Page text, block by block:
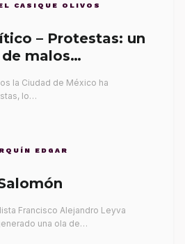
CASIQUE OLIVOS
– Protestas: un
malos
la Ciudad de México ha
lo…
EDGAR
Francisco Alejandro Leyva
una ola de…